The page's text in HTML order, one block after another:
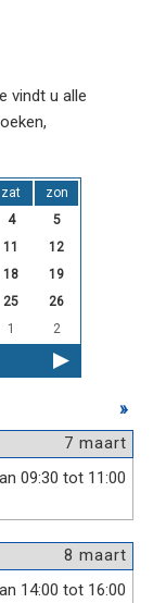
vindt u alle
zat
zon
4
5
11
12
18
19
25
26
1 2
»
7 maart
09:30 tot 11:00
8 maart
14:00 tot 16:00